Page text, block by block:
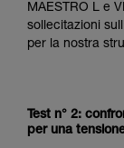
MAESTRO L e
sollecitazioni
per la nostra
Test n° 2:
per una